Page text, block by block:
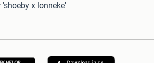
'shoeby x lonneke'